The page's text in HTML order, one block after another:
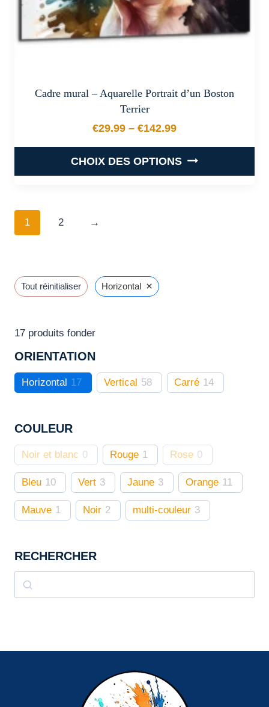
du
produit
Cadre mural – Aquarelle Portrait d’un Boston
Terrier
€29.99 – €142.99
Plage de prix : €29.99 à
CHOIX DES OPTIONS
options
peuvent
page
du
1 2 →
Tout réinitialiser Horizontal ×
17 produits fonder
ORIENTATION
Horizontal 17 Vertical 58 Carré 14
COULEUR
Noir et blanc 0 Rouge 1 Rose 0
Bleu 10 Vert 3 Jaune 3 Orange 11
Mauve 1 Noir 2 multi-couleur 3
RECHERCHER
Rechercher